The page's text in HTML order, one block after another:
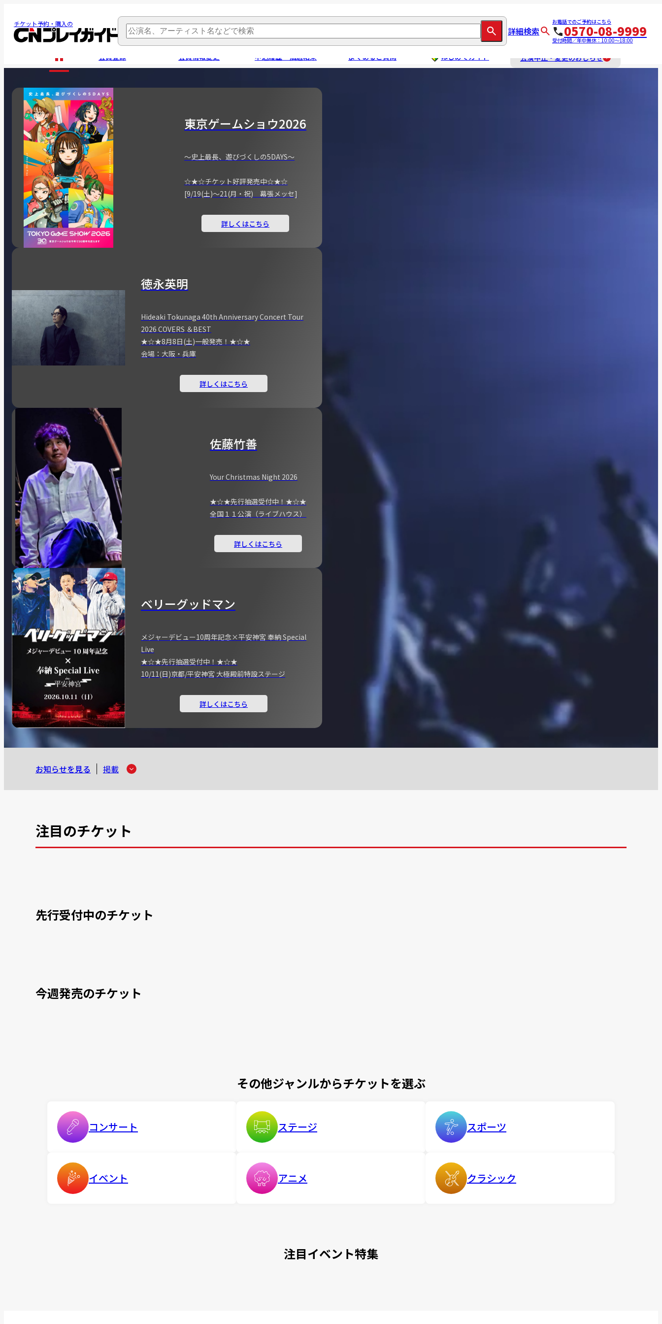
チケット予約・購入の
詳細検索
お電話でのご予約はこちら
0570-08-9999
受付時間／年中無休：10:00～18:00
会員登録 会員情報変更 申込履歴・抽選結果 よくあるご質問 はじめてガイド 公演中止・変更のおしらせ
東京ゲームショウ2026
～史上最長、遊びづくしの5DAYS～
☆★☆チケット好評発売中☆★☆
[9/19(土)～21(月・祝) 幕張メッセ]
詳しくはこちら
徳永英明
Hideaki Tokunaga 40th Anniversary Concert Tour
2026 COVERS ＆BEST
★☆★8月8日(土)一般発売！★☆★
会場：大阪・兵庫
詳しくはこちら
佐藤竹善
Your Christmas Night 2026
★☆★先行抽選受付中！★☆★
全国１１公演（ライブハウス）
詳しくはこちら
ベリーグッドマン
メジャーデビュー10周年記念×平安神宮 奉納 Special
Live
★☆★先行抽選受付中！★☆★
10/11(日)京都/平安神宮 大極殿前特設ステージ
詳しくはこちら
お知らせを見る 掲載
注目のチケット
先行受付中のチケット
今週発売のチケット
その他ジャンルからチケットを選ぶ
コンサート ステージ スポーツ
イベント アニメ クラシック
注目イベント特集